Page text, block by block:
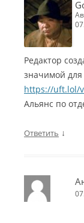
Редактор
значимой
https://uft.lol/
Альянс по
Ответить ↓